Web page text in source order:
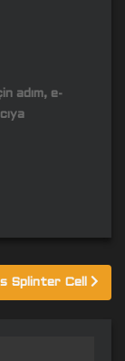
adım, e-
Splinter Cell